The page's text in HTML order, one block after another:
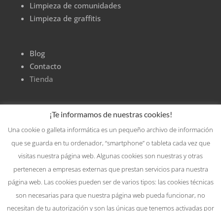
Limpieza de comunidades
Limpieza de graffitis
Blog
Contacto
Tienda
¡Te informamos de nuestras cookies!
Una cookie o galleta informática es un pequeño archivo de información
que se guarda en tu ordenador, “smartphone” o tableta cada vez que
visitas nuestra página web. Algunas cookies son nuestras y otras
pertenecen a empresas externas que prestan servicios para nuestra
página web. Las cookies pueden ser de varios tipos: las cookies técnicas
son necesarias para que nuestra página web pueda funcionar, no
necesitan de tu autorización y son las únicas que tenemos activadas por